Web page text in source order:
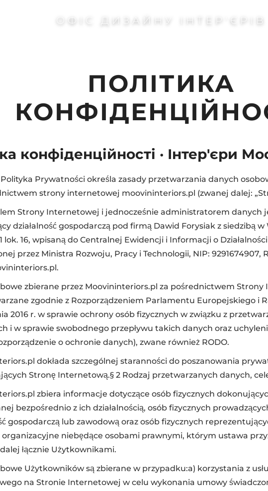
ОФІС ДИЗАЙНУ ІНТЕР'ЄРІВ
ПОЛІТИКА
конфіденційності · Інтер'єри
Prywatności określa zasady przetwarzania danych
strony internetowej moovininteriors.pl (zwanej dalej:
Strony Internetowej i jednocześnie administratorem danych
działalność gospodarczą pod firmą Dawid Forysiak z siedzibą
lok. 16, wpisaną do Centralnej Ewidencji i Informacji o
przez Ministra Rozwoju, Pracy i Technologii, NIP: 9291674907,
zbierane przez Moovininteriors.pl za pośrednictwem
zgodnie z Rozporządzeniem Parlamentu Europejskiego i
2016 r. w sprawie ochrony osób fizycznych w związku z
i w sprawie swobodnego przepływu takich danych oraz
o ochronie danych), zwane również RODO.
dokłada szczególnej staranności do poszanowania
Stronę Internetową.§ 2 Rodzaj przetwarzanych danych,
zbiera informacje dotyczące osób fizycznych
bezpośrednio z ich działalnością, osób fizycznych
gospodarczą lub zawodową oraz osób fizycznych
niebędące osobami prawnymi, którym ustawa
łącznie Użytkownikami.
Użytkowników są zbierane w przypadku:a) korzystania z
na Stronie Internetowej w celu wykonania umowy